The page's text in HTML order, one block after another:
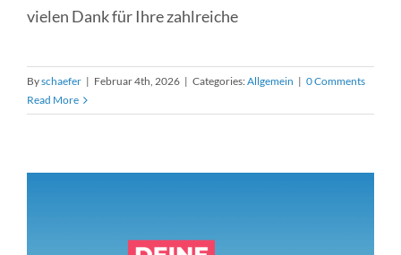
vielen Dank für Ihre zahlreiche
Byschaefer | Februar 4th, 2026 | Categories:Allgemein | 0 Comments
Read More